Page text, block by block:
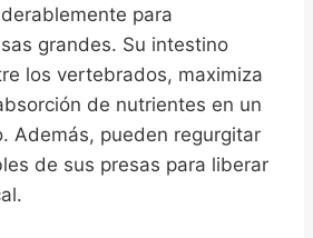
para
grandes. Su intestino
los vertebrados, maximiza
de nutrientes en un
Además, pueden regurgitar
de sus presas para liberar